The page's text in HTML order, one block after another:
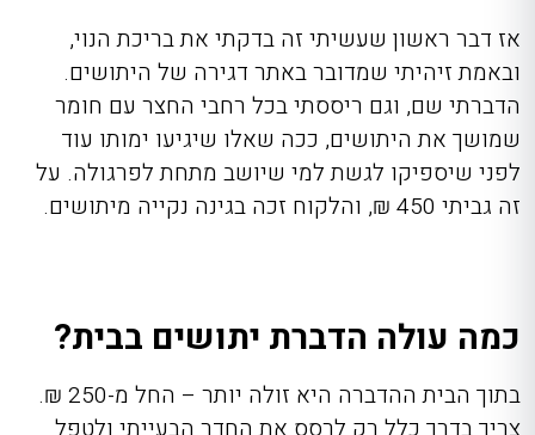
אז דבר ראשון שעשיתי זה בדקתי את בריכת הנוי,
ובאמת זיהיתי שמדובר באתר דגירה של היתושים.
הדברתי שם, וגם ריססתי בכל רחבי החצר עם חומר
שמושך את היתושים, ככה שאלו שיגיעו ימותו עוד
לפני שיספיקו לגשת למי שיושב מתחת לפרגולה. על
זה גביתי 450 ₪, והלקוח זכה בגינה נקייה מיתושים.
כמה עולה הדברת יתושים בבית?
בתוך הבית ההדברה היא זולה יותר – החל מ-250 ₪.